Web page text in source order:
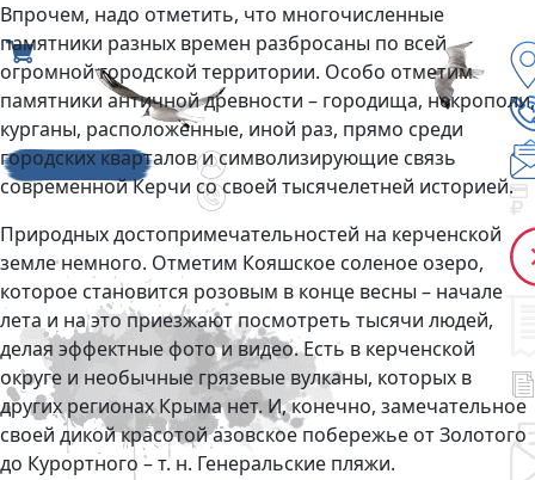
Впрочем, надо отметить, что многочисленные
памятники разных времен разбросаны по всей
огромной городской территории. Особо отметим
памятники античной древности – городища, некрополи,
курганы, расположенные, иной раз, прямо среди
городских кварталов и символизирующие связь
современной Керчи со своей тысячелетней историей.
Природных достопримечательностей на керченской
земле немного. Отметим Кояшское соленое озеро,
которое становится розовым в конце весны – начале
лета и на это приезжают посмотреть тысячи людей,
делая эффектные фото и видео. Есть в керченской
округе и необычные грязевые вулканы, которых в
других регионах Крыма нет. И, конечно, замечательное
своей дикой красотой азовское побережье от Золотого
до Курортного – т. н. Генеральские пляжи.